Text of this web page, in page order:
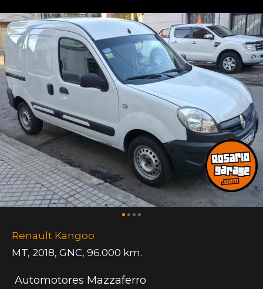
Renault Kangoo
MT, 2018, GNC, 96.000 km.
Automotores Mazzaferro